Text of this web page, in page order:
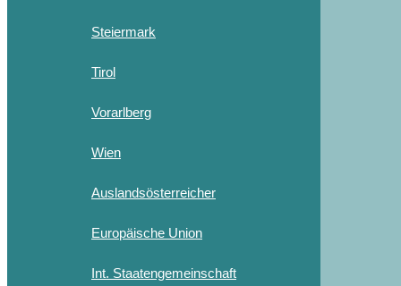
Steiermark
Tirol
Vorarlberg
Wien
Auslandsösterreicher
Europäische Union
Int. Staatengemeinschaft